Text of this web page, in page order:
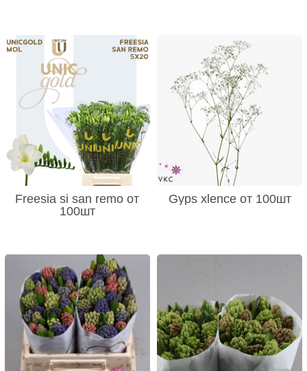
Freesia si san remo от
100шт
Gyps xlence от 100шт